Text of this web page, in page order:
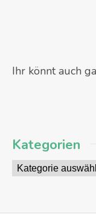
Ihr könnt auch
Kategorien